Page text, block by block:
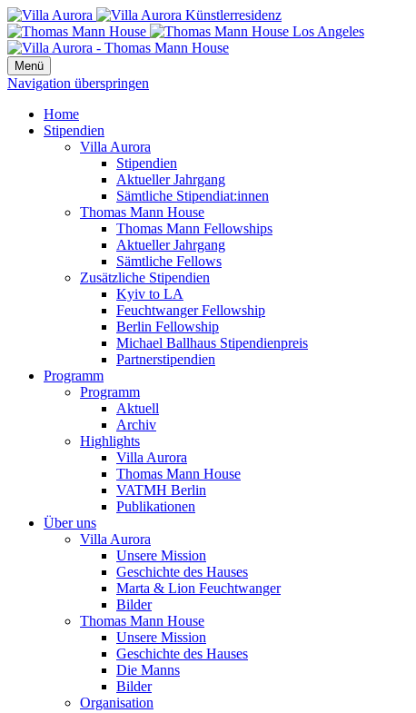
Menü
Navigation überspringen
Home
Stipendien
Villa Aurora
Stipendien
Aktueller Jahrgang
Sämtliche Stipendiat:innen
Thomas Mann House
Thomas Mann Fellowships
Aktueller Jahrgang
Sämtliche Fellows
Zusätzliche Stipendien
Kyiv to LA
Feuchtwanger Fellowship
Berlin Fellowship
Michael Ballhaus Stipendienpreis
Partnerstipendien
Programm
Programm
Aktuell
Archiv
Highlights
Villa Aurora
Thomas Mann House
VATMH Berlin
Publikationen
Über uns
Villa Aurora
Unsere Mission
Geschichte des Hauses
Marta & Lion Feuchtwanger
Bilder
Thomas Mann House
Unsere Mission
Geschichte des Hauses
Die Manns
Bilder
Organisation